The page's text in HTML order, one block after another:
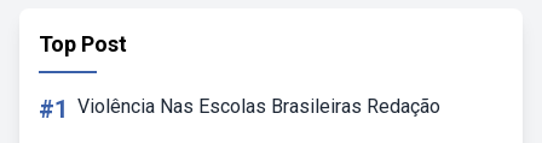
Top Post
#1 Violência Nas Escolas Brasileiras Redação